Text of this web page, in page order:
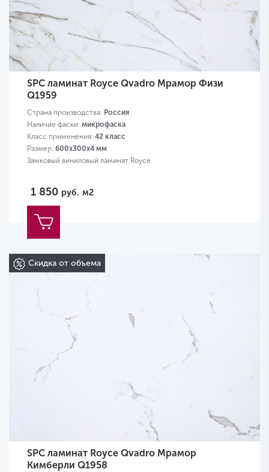
SPC ламинат Royce Qvadro Мрамор Физи
Q1959
Страна производства: Россия
Наличие фаски: микрофаска
Класс применения: 42 класс
Размер: 600х300х4 мм
Замковый виниловый ламинат Royce
1 850 руб. м2
Скидка от объема
SPC ламинат Royce Qvadro Мрамор
Кимберли Q1958